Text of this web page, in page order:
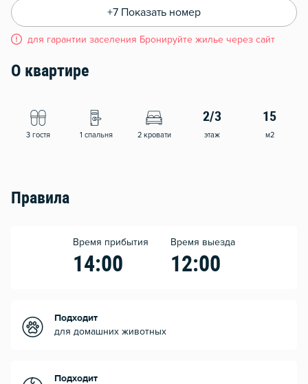
+7 Показать номер
для гарантии заселения Бронируйте жилье через сайт
О квартире
3 гостя 1 спальня 2 кровати
2/3
этаж
15
м2
Правила
Время прибытия
14:00
Время выезда
12:00
Подходит
для домашних животных
Подходит